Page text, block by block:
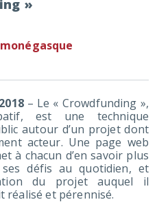
»
– Le « Crowdfunding »,
est une technique
autour d’un projet dont
acteur. Une page web
à chacun d’en savoir plus
défis au quotidien, et
du projet auquel il
réalisé et pérennisé.